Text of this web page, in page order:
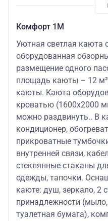
Комфорт 1М
Уютная светлая каюта
оборудованная
размещение одного
площадь каюты – 12
каюты. Каюта
кроватью (1600х2000
можно раздвинуть.. В
кондиционер,
прикроватные
внутренней связи,
стеклянные стаканы
одежды, тапочки.
каюте: душ, зеркало, 2
принадлежности
туалетная бумага),